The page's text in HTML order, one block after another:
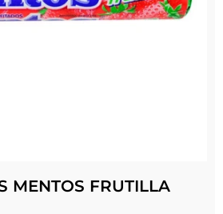
MENTOS FRUTILLA